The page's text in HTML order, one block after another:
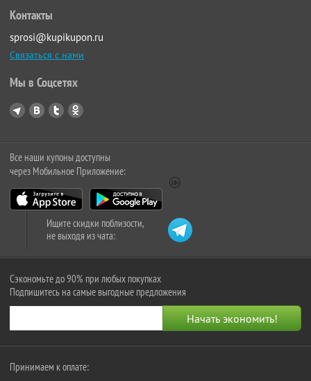
Контакты
sprosi@kupikupon.ru
Связаться с нами
Мы в Соцсетях
Все наши купоны доступны
через Мобильное Приложение:
Ищите скидки поблизости,
не выходя из чата:
Сэкономьте до 90% при любых покупках
Подпишитесь на самые выгодные предложения
Принимаем к оплате: